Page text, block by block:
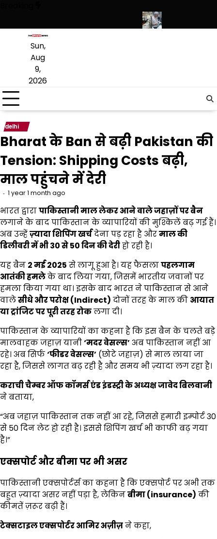
content
Sun,
Aug
9,
2026
delhi
Bharat के Ban से बढ़ी Pakistan की
Tension: Shipping Costs बढ़ी,
माल पहुंचने में देरी
1 year 1 month ago
भारत द्वारापाकिस्तानी माल लेकर आने वाले जहाज़ों पर बैन
लगाने के बाद पाकिस्तान के व्यापारियों की मुश्किलें बढ़ गई हैं।
अब उन्हेंज़्यादा शिपिंग खर्चदेना पड़ रहा है औरमाल की
डिलीवरी में भी 30से 50दिन की देरीहो रही है।
यह बैन 2मई 2025 से लागू हुआ है। यह फैसलापहलगाम
आतंकी हमलेके बाद लिया गया, जिसमें भारतीय जवानों पर
हमला किया गया था। इसके बाद भारत ने पाकिस्तान से आने
वालेसीधे और परोक्ष (Indirect) दोनों तरह के माल की आयात
या ट्रांजिट पर पूरी तरह रोकलगा दी।
पाकिस्तान के व्यापारियों का कहना है कि इस बैन के चलते बड़े
मालवाहक जहाज़ यानी‘मदर वेसल्स’अब पाकिस्तान नहीं आ
रहे। अब सिर्फ‘फीडर वेसल्स’ (छोटे जहाज़) से माल लाया जा
रहा है, जिससे लागत बढ़ रही है और समय भी ज़्यादा लग रहा है।
कराची चैम्बर ऑफ कॉमर्स एंड इंडस्ट्री के अध्यक्ष जावेद बिलवानी
ने बताया,
“अब जहाज़ पाकिस्तान तक नहीं आ रहे, जिससे हमारी इम्पोर्ट 30
से 50 दिन लेट हो रही है। इससे शिपिंग खर्च भी काफी बढ़ गया
है।”
एक्सपोर्ट और बीमा पर भी असर
पाकिस्तानी एक्सपोर्टर्स का कहना है कि एक्सपोर्ट पर अभी तक
बहुत ज़्यादा असर नहीं पड़ा है, लेकिनबीमा (insurance) की
कीमतें ज़रूर बढ़ी हैं।
टेक्सटाइल एक्सपोर्टर आमिर अज़ीज़ने कहा,